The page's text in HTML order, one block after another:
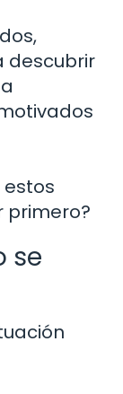
descubrir
estos
primero?
se